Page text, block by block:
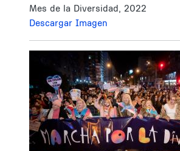
Mes de la Diversidad, 2022
Descargar Imagen